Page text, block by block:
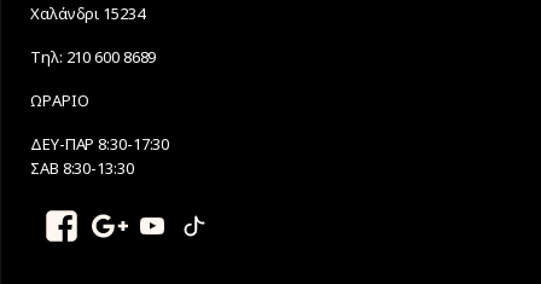
Χαλάνδρι 15234
Τηλ: 210 600 8689
ΩΡΑΡΙΟ
ΔΕΥ-ΠΑΡ 8:30-17:30
ΣΑΒ 8:30-13:30